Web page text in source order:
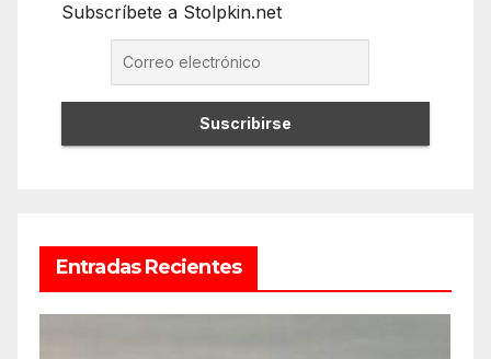
Subscríbete a Stolpkin.net
Entradas Recientes